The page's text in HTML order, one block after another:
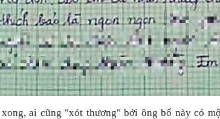
ai cũng "xót thương" bởi ông bố này có